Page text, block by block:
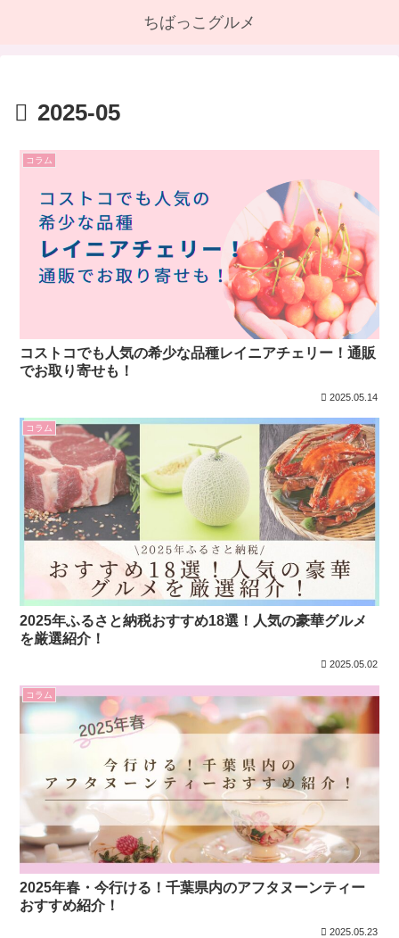
ちばっこグルメ
2025-05
コラム
コストコでも人気の希少な品種レイニアチェリー！通販
でお取り寄せも！
2025.05.14
コラム
2025年ふるさと納税おすすめ18選！人気の豪華グルメ
を厳選紹介！
2025.05.02
コラム
2025年春・今行ける！千葉県内のアフタヌーンティー
おすすめ紹介！
2025.05.23